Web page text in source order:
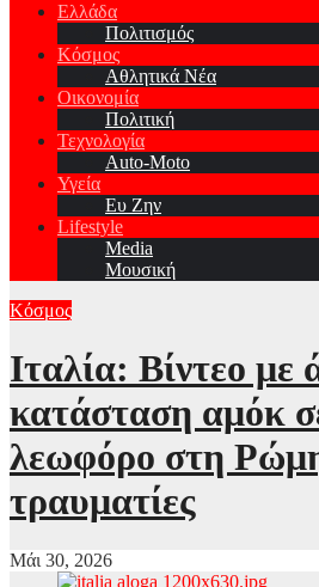
Ελλάδα
Πολιτισμός
Κόσμος
Αθλητικά Νέα
Οικονομία
Πολιτική
Τεχνολογία
Auto-Moto
Υγεία
Ευ Ζην
Lifestyle
Media
Μουσική
Κόσμος
Ιταλία: Βίντεο με
κατάσταση αμόκ
λεωφόρο στη
τραυματίες
Μάι 30, 2026